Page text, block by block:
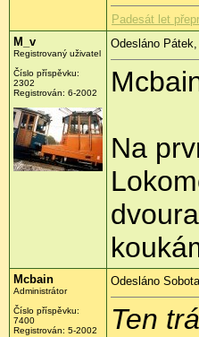
Padesát let
M_v
Registrovaný uživatel
Číslo příspěvku:
2302
Registrován: 6-2002
Odesláno
Na
Mcbain
Administrátor
Číslo příspěvku:
7400
Registrován: 5-2002
Odesláno
Ten